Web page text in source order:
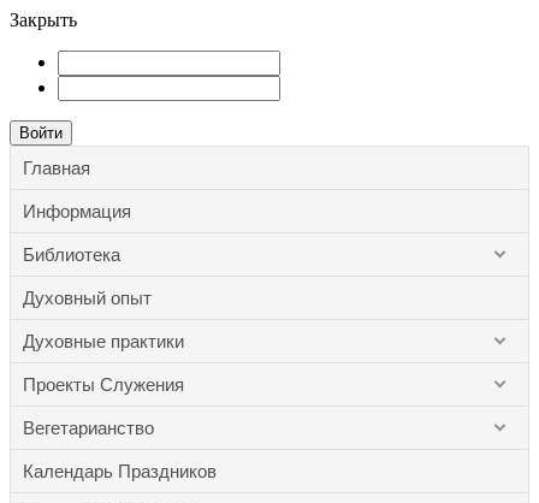
Закрыть
Войти
Главная
Информация
Библиотека
Духовный опыт
Духовные практики
Проекты Служения
Вегетарианство
Календарь Праздников